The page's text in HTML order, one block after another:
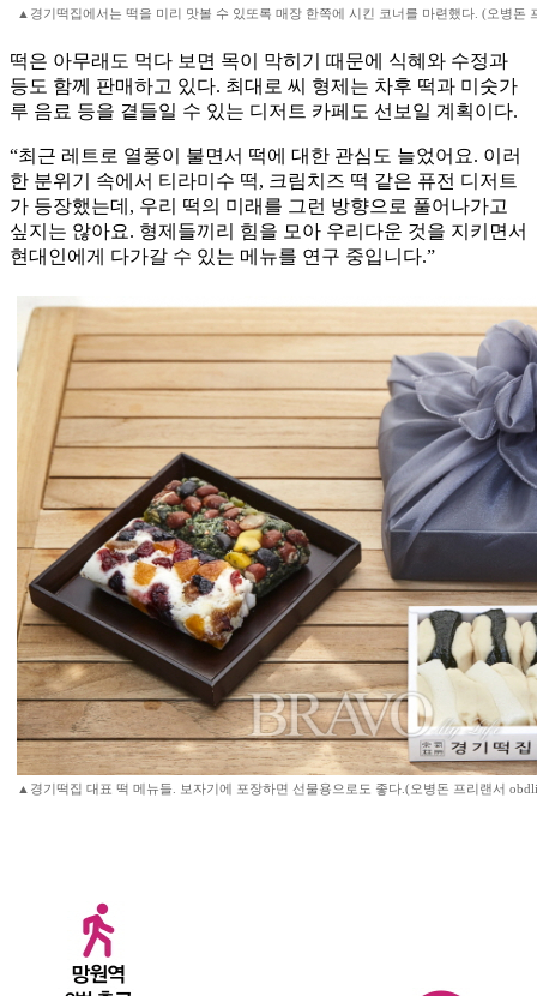
▲경기떡집에서는 떡을 미리 맛볼 수 있또록 매장 한쪽에 시킨 코너를 마련했다. (오병돈
떡은 아무래도 먹다 보면 목이 막히기 때문에 식혜와 수정과
등도 함께 판매하고 있다. 최대로 씨 형제는 차후 떡과 미숫가
루 음료 등을 곁들일 수 있는 디저트 카페도 선보일 계획이다.
“최근 레트로 열풍이 불면서 떡에 대한 관심도 늘었어요. 이러
한 분위기 속에서 티라미수 떡, 크림치즈 떡 같은 퓨전 디저트
가 등장했는데, 우리 떡의 미래를 그런 방향으로 풀어나가고
싶지는 않아요. 형제들끼리 힘을 모아 우리다운 것을 지키면서
현대인에게 다가갈 수 있는 메뉴를 연구 중입니다.”
▲경기떡집 대표 떡 메뉴들. 보자기에 포장하면 선물용으로도 좋다.(오병돈 프리랜서